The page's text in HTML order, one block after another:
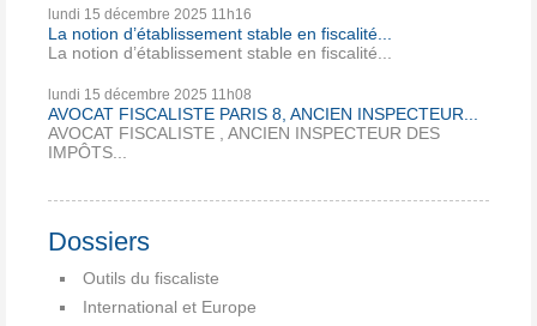
lundi 15 décembre 2025 11h16
La notion d’établissement stable en fiscalité...
La notion d’établissement stable en fiscalité...
lundi 15 décembre 2025 11h08
AVOCAT FISCALISTE PARIS 8, ANCIEN INSPECTEUR...
AVOCAT FISCALISTE , ANCIEN INSPECTEUR DES
IMPÔTS...
Dossiers
Outils du fiscaliste
International et Europe